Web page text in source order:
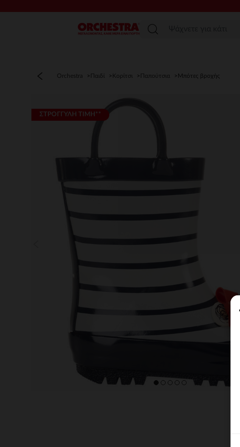
Μενού
Orchestra Παιδί Κορίτσι Παπούτσια Μπότες βροχής
ΣΤΡΟΓΓΥΛΗ ΤΙΜΗ**